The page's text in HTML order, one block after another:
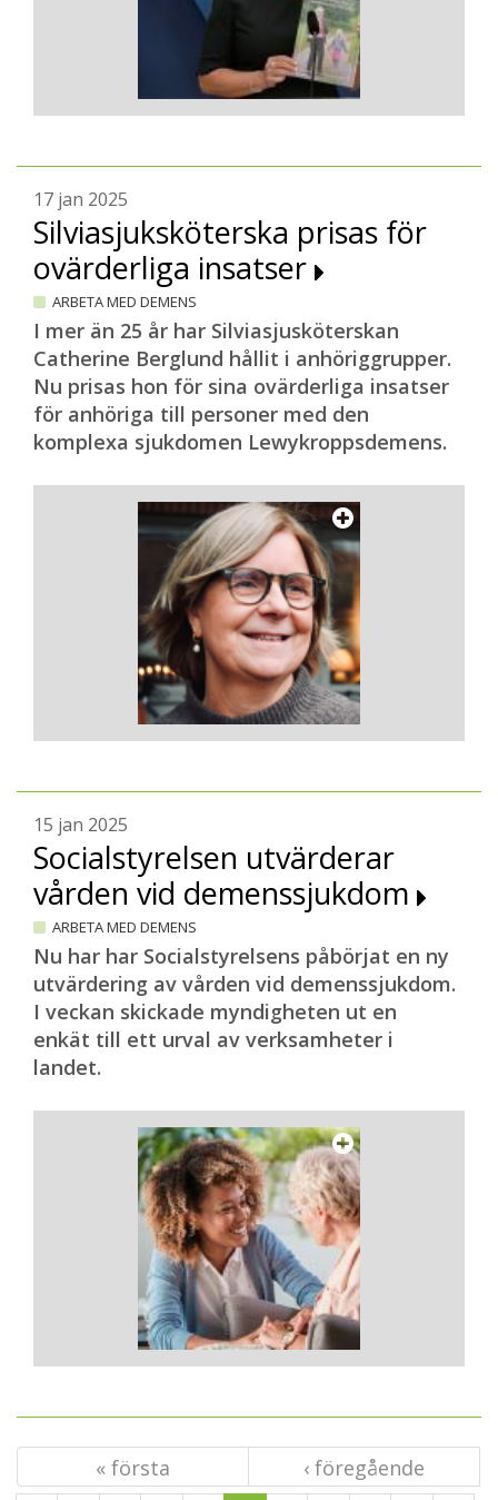
17 jan 2025
Silviasjuksköterska prisas för
ovärderliga insatser
ARBETA MED DEMENS
I mer än 25 år har Silviasjusköterskan
Catherine Berglund hållit i anhöriggrupper.
Nu prisas hon för sina ovärderliga insatser
för anhöriga till personer med den
komplexa sjukdomen Lewykroppsdemens.
15 jan 2025
Socialstyrelsen utvärderar
vården vid demenssjukdom
ARBETA MED DEMENS
Nu har har Socialstyrelsens påbörjat en ny
utvärdering av vården vid demenssjukdom.
I veckan skickade myndigheten ut en
enkät till ett urval av verksamheter i
landet.
« första
‹ föregående